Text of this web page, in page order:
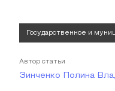
Государственное и
Автор статьи
Зинченко Полина